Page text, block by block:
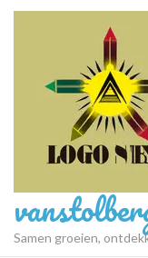
Ga
Samen groeien,